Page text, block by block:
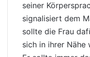
seiner
signalisiert dem
sollte die Frau
sich in ihrer Nähe